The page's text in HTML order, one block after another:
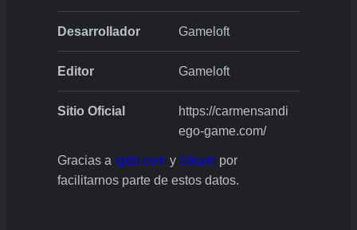
Desarrollador Gameloft
Editor Gameloft
Sitio Oficial
https://carmensandi
ego-game.com/
Gracias a igdb.com y Steam por
facilitarnos parte de estos datos.